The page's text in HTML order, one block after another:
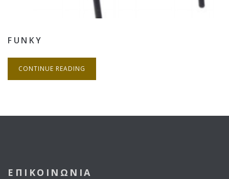
FUNKY
CONTINUE READING
ΕΠΙΚΟΙΝΩΝΙΑ